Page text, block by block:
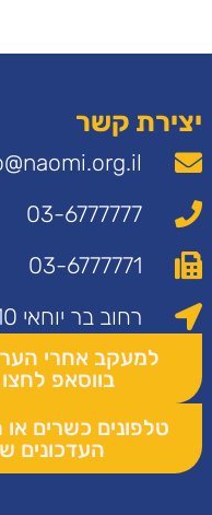
יצירת קשר
03-6777777
03-6777771
רחוב בר יוחאי 10 בני ברק
למעקב אחרי
בווסאפ
טלפונים כשרים
העדכונים